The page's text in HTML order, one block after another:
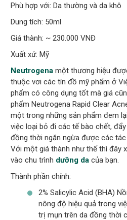
Phù hợp với: Da thường và da khô
Dung tích: 50ml
Giá thành: ~ 230.000 VNĐ
Xuất xứ: Mỹ
Neutrogena một thương hiệu
thuộc vơi các tín đồ mỹ phẩm ở
phẩm có công dụng tốt mà giá
phẩm Neutrogena Rapid Clear
một trong những sản phẩm đem
việc loại bỏ đi các tế bào chết,
đồng thời ngăn ngừa được các tác
Với một giá thành như thế thì đây
vào chu trình dưỡng da của bạn.
Thành phần chính:
2% Salicylic Acid (BHA)
nông độ hiệu quả trong
trị mụn trên da đồng thời